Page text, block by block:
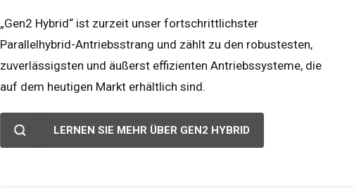
„Gen2 Hybrid“ ist zurzeit unser fortschrittlichster
Parallelhybrid-Antriebsstrang und zählt zu den robustesten,
zuverlässigsten und äußerst effizienten Antriebssysteme, die
auf dem heutigen Markt erhältlich sind.
LERNEN SIE MEHR ÜBER GEN2 HYBRID
Großbritannien
English
Vereinigten Staaten von
Amerika
Netherlands
Nederlands